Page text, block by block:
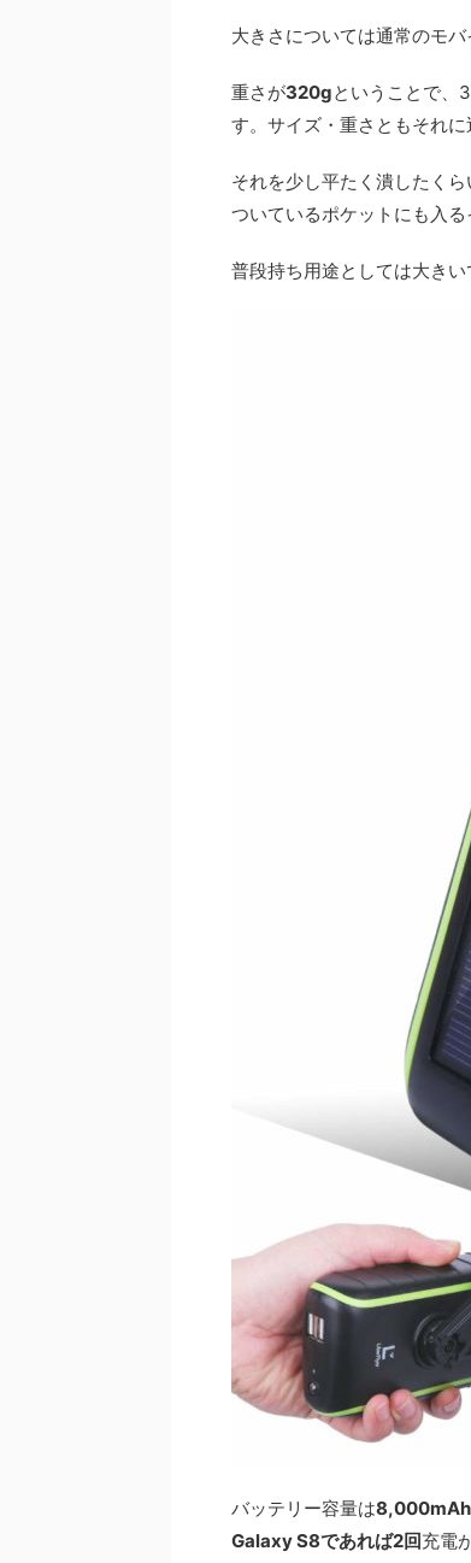
大きさについては通常のモ
重さが320gということで、
す。サイズ・重さともそれに
それを少し平たく潰したく
ついているポケットにも入る
普段持ち用途としては大き
バッテリー容量は8,000mAh
Galaxy S8であれば2回充電